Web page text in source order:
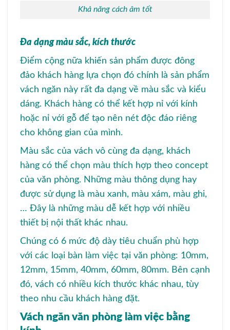
Khả năng cách âm tốt
Đa dạng màu sắc, kích thước
Điểm cộng nữa khiến sản phẩm được đông
đảo khách hàng lựa chọn đó chính là sản phẩm
vách ngăn này rất đa dạng về màu sắc và kiểu
dáng. Khách hàng có thể kết hợp nỉ với kính
hoặc nỉ với gỗ để tạo nên nét độc đáo riêng
cho không gian của mình.
Màu sắc của vách vô cùng đa dạng, khách
hàng có thể chọn màu thích hợp theo concept
của văn phòng. Những màu thông dụng hay
được sử dụng là màu xanh, màu xám, màu ghi,
… Đây là những màu dễ kết hợp với nhiều
thiết bị nội thất khác nhau.
Chúng có 6 mức độ dày tiêu chuẩn phù hợp
với các loại bàn làm việc tại văn phòng: 10mm,
12mm, 15mm, 40mm, 60mm, 80mm. Bên cạnh
đó, vách có nhiều kích thước khác nhau, tùy
theo nhu cầu khách hàng đặt.
Vách ngăn văn phòng làm việc bằng